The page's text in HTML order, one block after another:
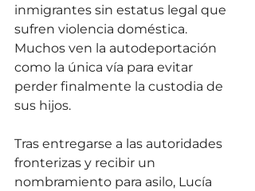
inmigrantes sin estatus legal que
sufren violencia doméstica.
Muchos ven la autodeportación
como la única vía para evitar
perder finalmente la custodia de
sus hijos.
Tras entregarse a las autoridades
fronterizas y recibir un
nombramiento para asilo, Lucía